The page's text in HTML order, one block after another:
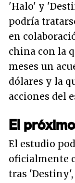
'Halo' y
podría
en
china con la
meses un
dólares y la
acciones del
El
El estudio
oficialmente
tras